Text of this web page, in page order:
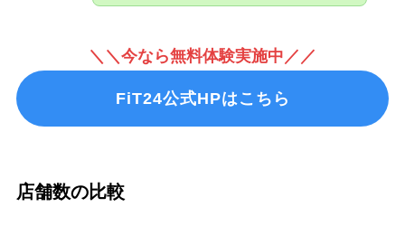
＼＼今なら無料体験実施中／／
FiT24公式HPはこちら
店舗数の比較